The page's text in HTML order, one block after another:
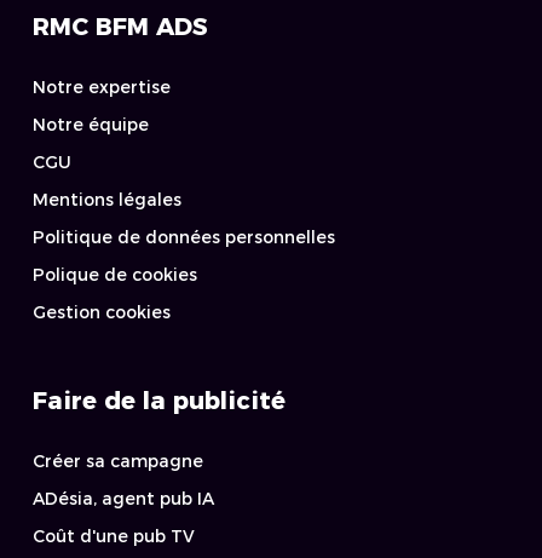
RMC BFM ADS
Notre expertise
Notre équipe
CGU
Mentions légales
Politique de données personnelles
Polique de cookies
Gestion cookies
Faire de la publicité
Créer sa campagne
ADésia, agent pub IA
Coût d'une pub TV